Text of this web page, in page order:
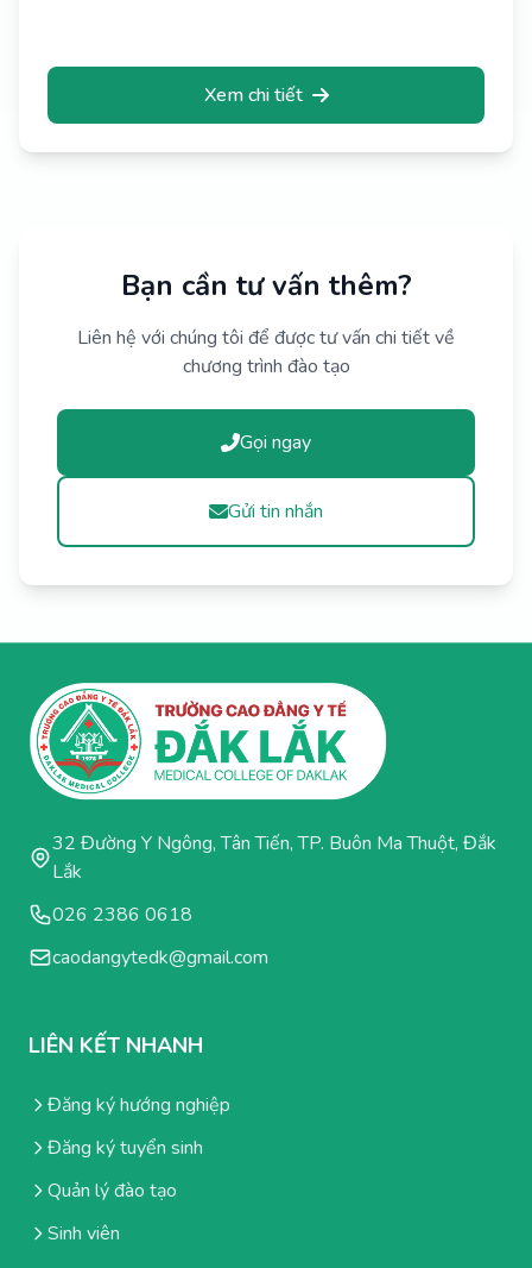
Xem chi tiết
Bạn cần tư vấn thêm?
Liên hệ với chúng tôi để được tư vấn chi tiết về
chương trình đào tạo
Gọi ngay
Gửi tin nhắn
32 Đường Y Ngông, Tân Tiến, TP. Buôn Ma Thuột, Đắk
Lắk
026 2386 0618
caodangytedk@gmail.com
LIÊN KẾT NHANH
Đăng ký hướng nghiệp
Đăng ký tuyển sinh
Quản lý đào tạo
Sinh viên